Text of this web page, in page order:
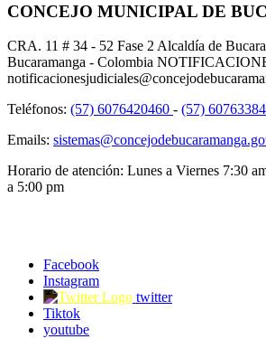
CONCEJO MUNICIPAL DE
CRA. 11 # 34 - 52 Fase 2 Alcaldía de
Bucaramanga - Colombia
Teléfonos: (57) 6076420460 - (57)
Emails:
Horario de atención: Lunes a Viernes 7:30
a 5:00 pm
Facebook
Instagram
twitter
Tiktok
youtube